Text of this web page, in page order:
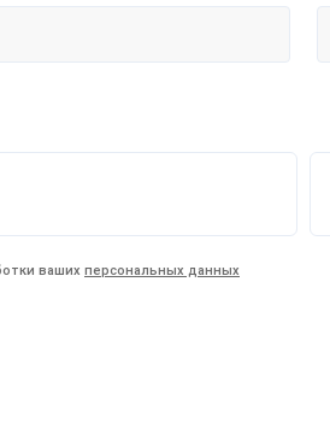
ваших персональных данных